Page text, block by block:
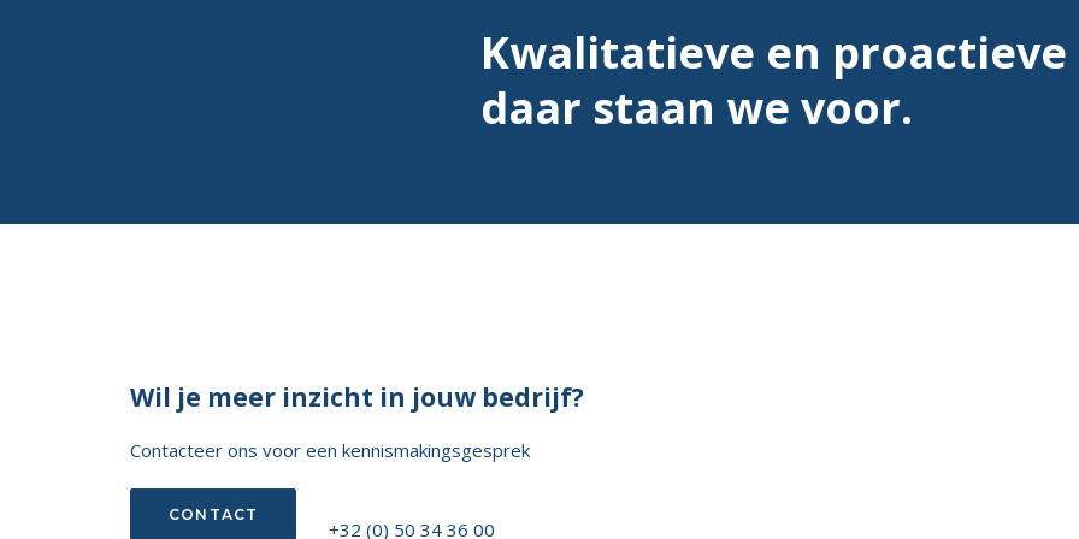
Kwalitatieve en
daar staan we voor.
Wil je meer inzicht in jouw bedrijf?
Contacteer ons voor een kennismakingsgesprek
CONTACT
+32 (0) 50 34 36 00